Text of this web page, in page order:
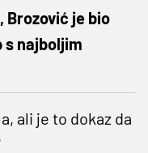
Brozović je bio
s najboljim
ali je to dokaz da